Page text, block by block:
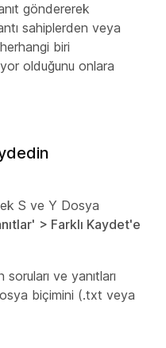
göndererek
sahiplerden veya
biri
olduğunu onlara
S ve Y Dosya
> Farklı Kaydet'e
ve yanıtları
biçimini (.txt veya